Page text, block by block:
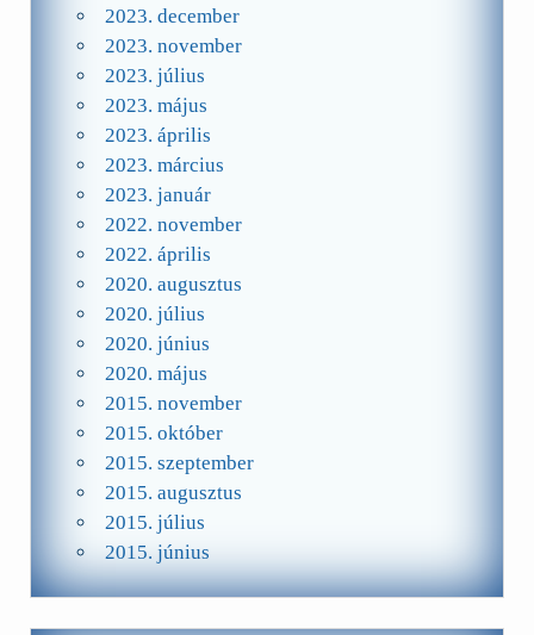
2023. december
2023. november
2023. július
2023. május
2023. április
2023. március
2023. január
2022. november
2022. április
2020. augusztus
2020. július
2020. június
2020. május
2015. november
2015. október
2015. szeptember
2015. augusztus
2015. július
2015. június